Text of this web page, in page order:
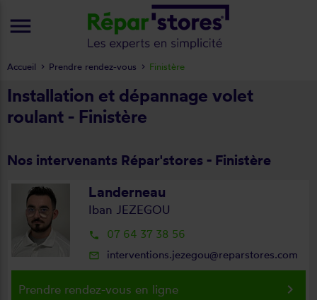
Installation et dépannage volet
roulant - Finistère
Nos intervenants Répar'stores - Finistère
Landerneau
Iban JEZEGOU
local_phone 07 64 37 38 56
mail_outline interventions.jezegou@reparstores.com
Prendre rendez-vous en ligne keyboard_arrow_right
Accueil Prendre rendez-vous Finistère
menu